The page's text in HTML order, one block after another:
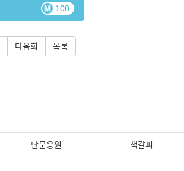
100
다음회 목록
단문응원 책갈피